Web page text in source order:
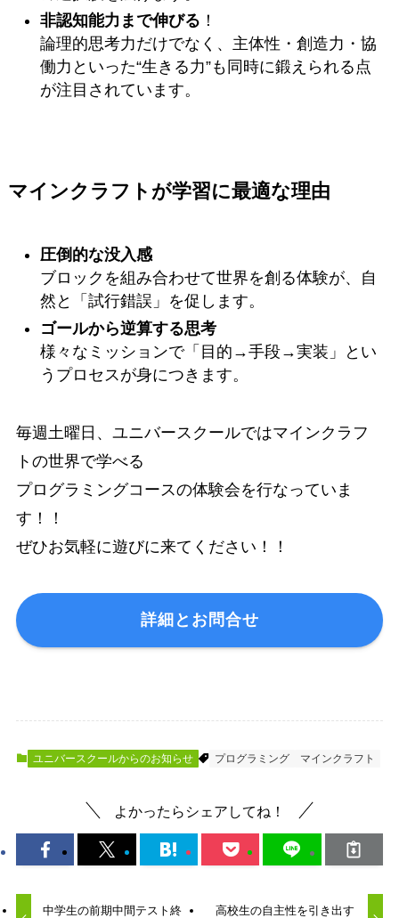
非認知能力まで伸びる ！
論理的思考力だけでなく、主体性・創造力・協
働力といった“生きる力”も同時に鍛えられる点
が注目されています。
マインクラフトが学習に最適な理由
圧倒的な没入感
ブロックを組み合わせて世界を創る体験が、自
然と「試行錯誤」を促します。
ゴールから逆算する思考
様々なミッションで「目的→手段→実装」とい
うプロセスが身につきます。
毎週土曜日、ユニバースクールではマインクラフ
トの世界で学べる
プログラミングコースの体験会を行なっていま
す！！
ぜひお気軽に遊びに来てください！！
詳細とお問合せ
ユニバースクールからのお知らせ プログラミング マインクラフト
よかったらシェアしてね！
中学生の前期中間テスト終
高校生の自主性を引き出す